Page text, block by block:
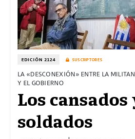
EDICIÓN 2124 SUSCRIPTORES
LA «DESCONEXIÓN» ENTRE LA
Y EL GOBIERNO
Los cansados
soldados